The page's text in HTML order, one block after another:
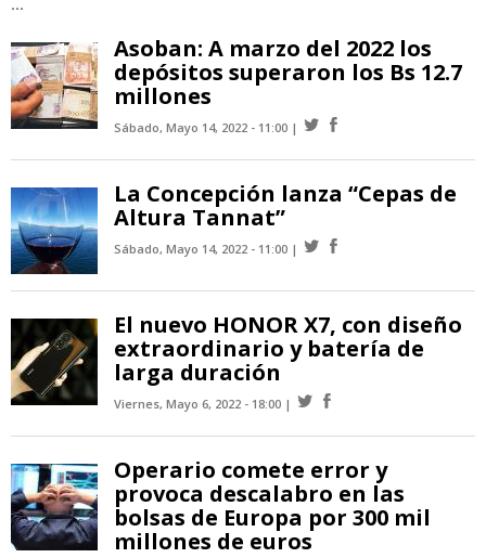
Asoban: A marzo del 2022 los
depósitos superaron los Bs 12.7
millones
Sábado, Mayo 14, 2022 - 11:00
La Concepción lanza “Cepas de
Altura Tannat”
Sábado, Mayo 14, 2022 - 11:00
El nuevo HONOR X7, con diseño
extraordinario y batería de
larga duración
Viernes, Mayo 6, 2022 - 18:00
Operario comete error y
provoca descalabro en las
bolsas de Europa por 300 mil
millones de euros